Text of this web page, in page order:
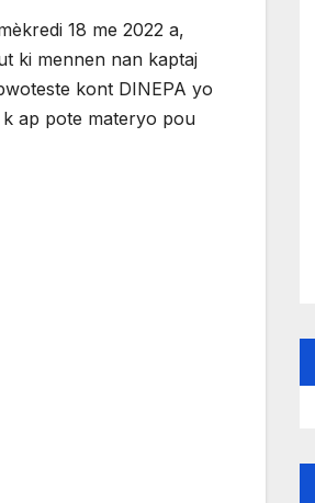
18 me 2022 a,
ki mennen nan kaptaj
kont DINEPA yo
ap pote materyo pou